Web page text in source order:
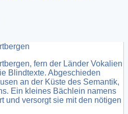
fern der Länder Vokalien
Blindtexte. Abgeschieden
an der Küste des Semantik,
Ein kleines Bächlein namens
und versorgt sie mit den nötigen